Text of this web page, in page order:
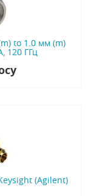
to 1.0 мм (m)
120 ГГц
(Agilent)